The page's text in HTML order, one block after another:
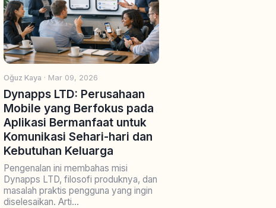
Oğuz Kaya · Mar 09, 2026
Dynapps LTD: Perusahaan
Mobile yang Berfokus pada
Aplikasi Bermanfaat untuk
Komunikasi Sehari-hari dan
Kebutuhan Keluarga
Pengenalan ini membahas misi
Dynapps LTD, filosofi produknya, dan
masalah praktis pengguna yang ingin
diselesaikan. Arti...